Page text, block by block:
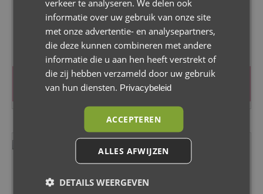
– MT. 68
€ 10,99
Toevoegen aan
winkelwagen
Whoopsie Daisy
Antraciet MT. 86
€9,99
Toevoegen aan
winkelwagen
verkeer te analyseren. We delen ook
informatie over uw gebruik van onze site
met onze advertentie- en analysepartners,
die deze kunnen combineren met andere
informatie die u aan hen heeft verstrekt of
die zij hebben verzameld door uw gebruik
van hun diensten. Privacybeleid
ACCEPTEREN
ALLES AFWIJZEN
DETAILS WEERGEVEN